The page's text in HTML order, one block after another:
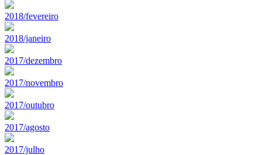
2018/fevereiro
2018/janeiro
2017/dezembro
2017/novembro
2017/outubro
2017/agosto
2017/julho